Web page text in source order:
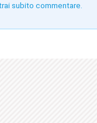
subito commentare.